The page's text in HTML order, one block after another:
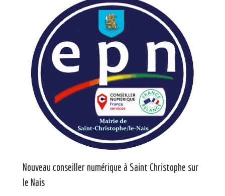
Nouveau conseiller numérique à Saint Christophe sur
le Nais